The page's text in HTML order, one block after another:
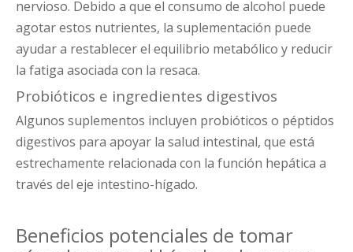
nervioso. Debido a que el consumo de alcohol puede
agotar estos nutrientes, la suplementación puede
ayudar a restablecer el equilibrio metabólico y reducir
la fatiga asociada con la resaca.
Probióticos e ingredientes digestivos
Algunos suplementos incluyen probióticos o péptidos
digestivos para apoyar la salud intestinal, que está
estrechamente relacionada con la función hepática a
través del eje intestino-hígado.
Beneficios potenciales de tomar